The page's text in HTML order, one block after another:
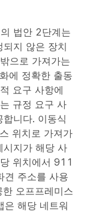
법안 2단계는
지 않은 장치
으로 가져가는
에 정확한 출동
요구 사항에
규정 요구 사
니다. 이동식
위치로 가져가
시지가 해당 사
위치에서 911
견 주소를 사용
오프프레미스
은 해당 네트워